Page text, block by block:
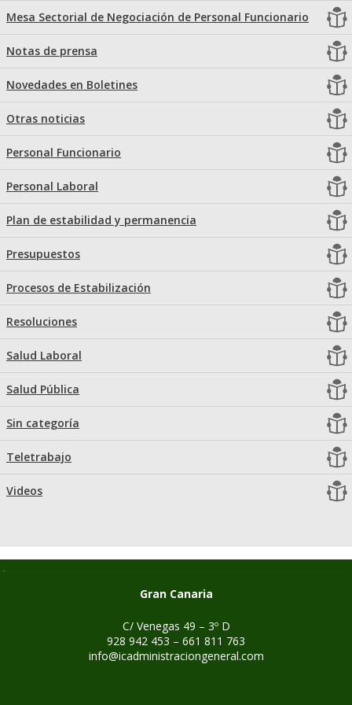
Mesa Sectorial de Negociación de Personal Funcionario
Notas de prensa
Novedades en Boletines
Otras noticias
Personal Funcionario
Personal Laboral
Plan de estabilidad y permanencia
Presupuestos
Procesos de Estabilización
Resoluciones
Salud Laboral
Salud Pública
Sin categoría
Teletrabajo
Videos
Gran Canaria
C/ Venegas 49 – 3º D
928 942 453 – 661 811 763
info@icadministraciongeneral.com